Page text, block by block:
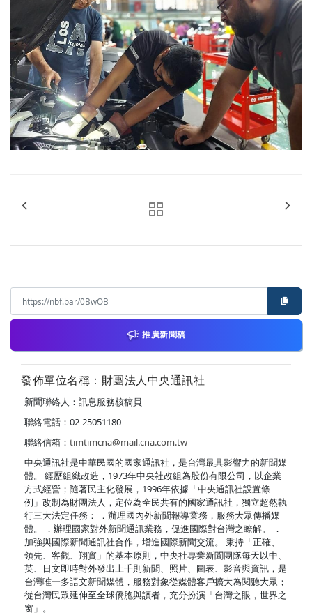
推廣新聞稿
發佈單位名稱：財團法人中央通訊社
新聞聯絡人：訊息服務核稿員
聯絡電話：02-25051180
聯絡信箱： timtimcna@mail.cna.com.tw
中央通訊社是中華民國的國家通訊社，是台灣最具影響力的新聞媒
體。 經歷組織改造，1973年中央社改組為股份有限公司，以企業
方式經營；隨著民主化發展，1996年依據「中央通訊社設置條
例」改制為財團法人，定位為全民共有的國家通訊社，獨立超然執
行三大法定任務： ．辦理國內外新聞報導業務，服務大眾傳播媒
體。 ．辦理國家對外新聞通訊業務，促進國際對台灣之瞭解。 ．
加強與國際新聞通訊社合作，增進國際新聞交流。 秉持「正確、
領先、客觀、翔實」的基本原則，中央社專業新聞團隊每天以中、
英、日文即時對外發出上千則新聞、照片、圖表、影音與資訊，是
台灣唯一多語文新聞媒體，服務對象從媒體客戶擴大為閱聽大眾；
從台灣民眾延伸至全球僑胞與讀者，充分扮演「台灣之眼，世界之
窗」。